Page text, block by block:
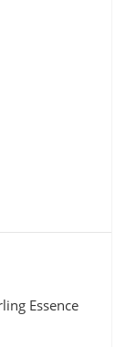
Essence